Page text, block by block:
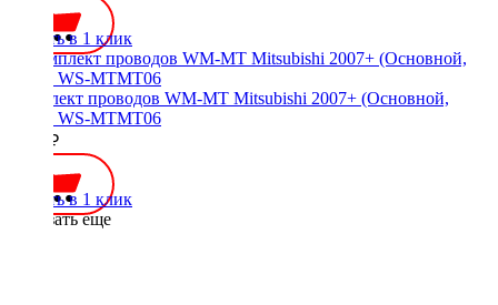
Купить в 1 клик
Комплект проводов WM-MT Mitsubishi 2007+ (Основной,
CAN) WS-MTMT06
4000 ₽
Купить в 1 клик
Показать еще